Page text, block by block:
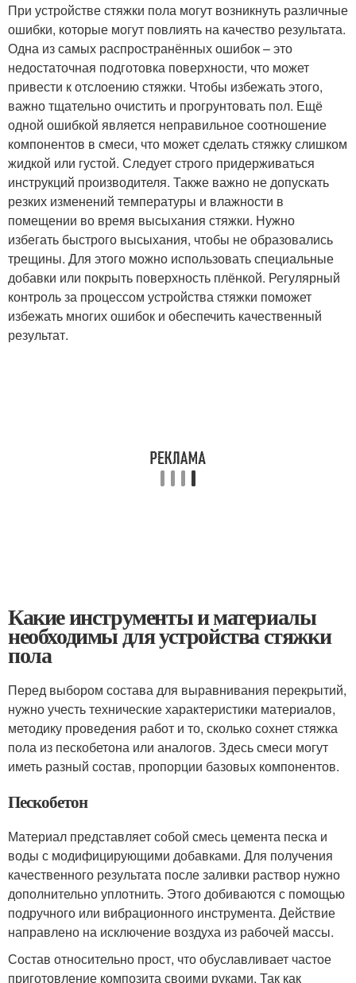
При устройстве стяжки пола могут возникнуть различные
ошибки, которые могут повлиять на качество результата.
Одна из самых распространённых ошибок – это
недостаточная подготовка поверхности, что может
привести к отслоению стяжки. Чтобы избежать этого,
важно тщательно очистить и прогрунтовать пол. Ещё
одной ошибкой является неправильное соотношение
компонентов в смеси, что может сделать стяжку слишком
жидкой или густой. Следует строго придерживаться
инструкций производителя. Также важно не допускать
резких изменений температуры и влажности в
помещении во время высыхания стяжки. Нужно
избегать быстрого высыхания, чтобы не образовались
трещины. Для этого можно использовать специальные
добавки или покрыть поверхность плёнкой. Регулярный
контроль за процессом устройства стяжки поможет
избежать многих ошибок и обеспечить качественный
результат.
Какие инструменты и материалы
необходимы для устройства стяжки
пола
Перед выбором состава для выравнивания перекрытий,
нужно учесть технические характеристики материалов,
методику проведения работ и то, сколько сохнет стяжка
пола из пескобетона или аналогов. Здесь смеси могут
иметь разный состав, пропорции базовых компонентов.
Пескобетон
Материал представляет собой смесь цемента песка и
воды с модифицирующими добавками. Для получения
качественного результата после заливки раствор нужно
дополнительно уплотнить. Этого добиваются с помощью
подручного или вибрационного инструмента. Действие
направлено на исключение воздуха из рабочей массы.
Состав относительно прост, что обуславливает частое
приготовление композита своими руками. Так как